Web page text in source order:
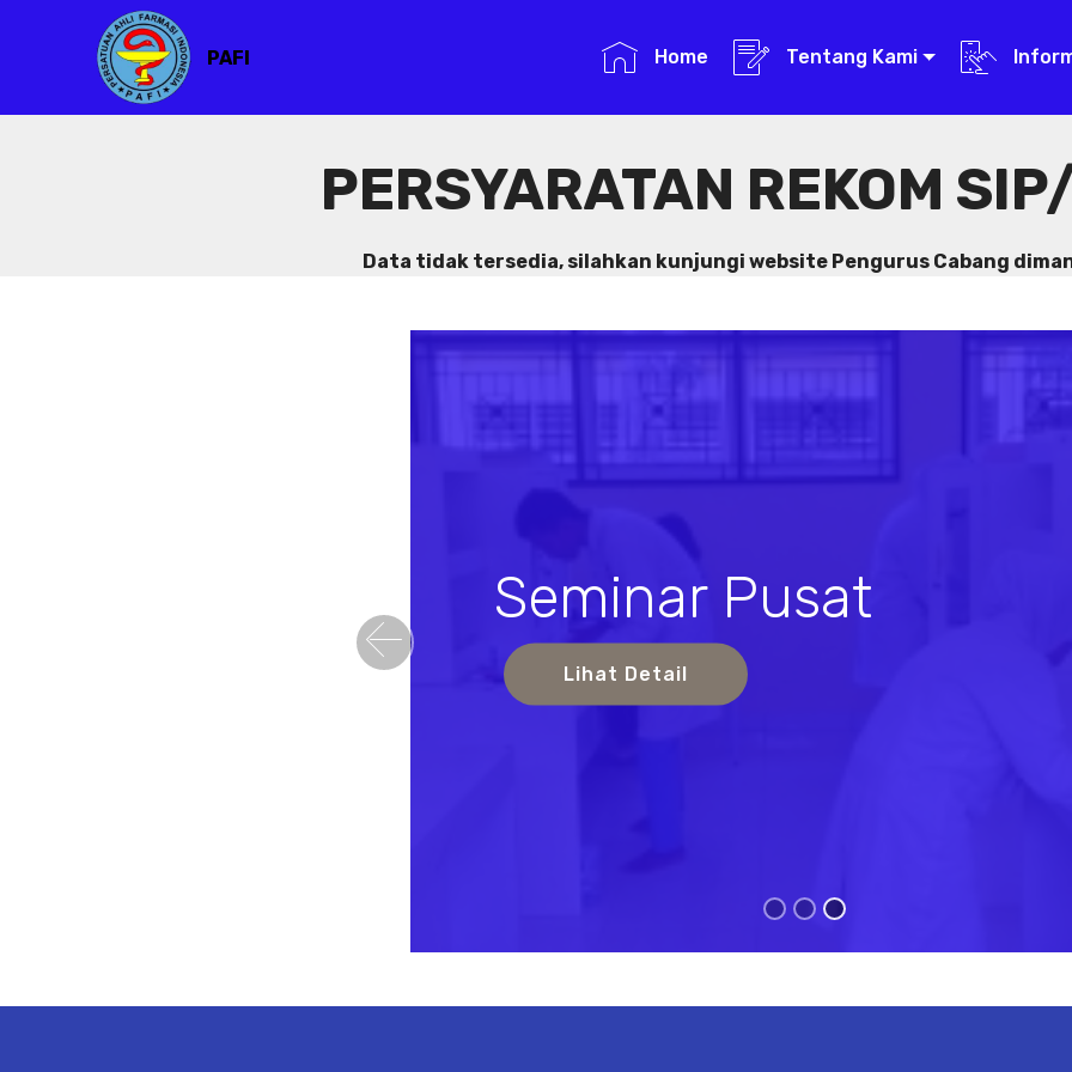
PAFI Home Tentang Kami
PERSYARATAN REKOM
Data tidak tersedia, silahkan kunjungi website Pengurus Cabang
Seminar Pusat
Lihat Detail
Previous